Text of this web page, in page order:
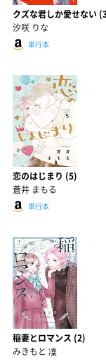
クズな君しか愛せない
汐咲 りな
単行本
恋のはじまり (5)
蒼井 まもる
単行本
稲妻とロマンス (2)
みきもと 凜